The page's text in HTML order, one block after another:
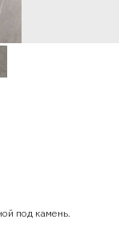
под камень.